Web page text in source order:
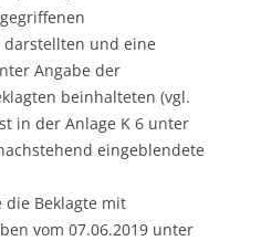
und eine
Angabe der
beinhalteten (vgl.
in der Anlage K 6 unter
eingeblendete
die Beklagte mit
vom 07.06.2019 unter